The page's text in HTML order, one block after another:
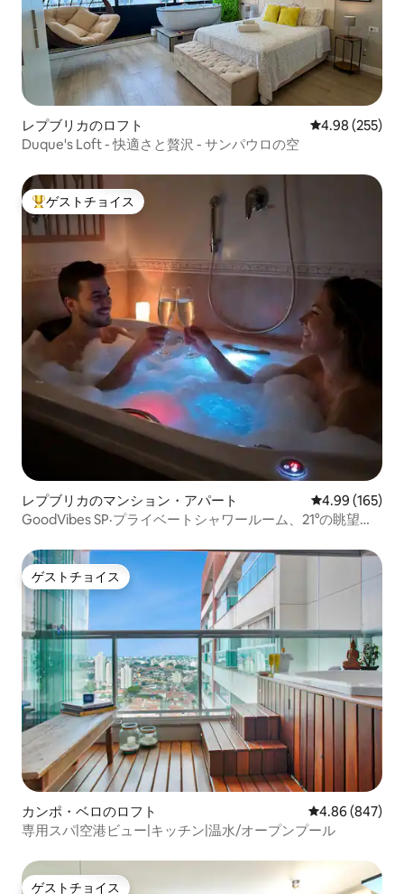
レプブリカのロフト レビュー255
4.98 (255)
Duque's Loft - 快適さと贅沢 - サンパウロの空
大好評のゲストチョイスです。
ゲストチョイス
レプブリカのマンション・アパート レビュー165
4.99 (165)
GoodVibes SP·プライベートシャワールーム、21°の眺望、
ゲストチョイス
ゲストチョイス
カンポ・ベロのロフト レビュー847
4.86 (847)
専用スパ|空港ビュー|キッチン|温水/オープンプール
ゲストチョイス